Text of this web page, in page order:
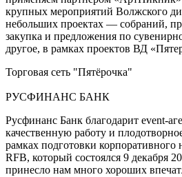
крупных мероприятий Волжского
небольших проектах — собраний,
закупка и предложения по
другое, в рамках проектов ВД
Торговая сеть "Пятёрочка"
РУСФИНАНС БАНК
Русфинанс Банк благодарит event-
качественную работу и
рамках подготовки корпоративного
RFB, который состоялся 9 декабря
принесло нам много хороших